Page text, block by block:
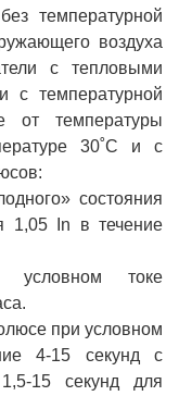
температурной
воздуха
с тепловыми
с температурной
от температуры
30˚С и с
состояния
1,05 In в течение
токе
при условном
4-15 секунд с
15 секунд для